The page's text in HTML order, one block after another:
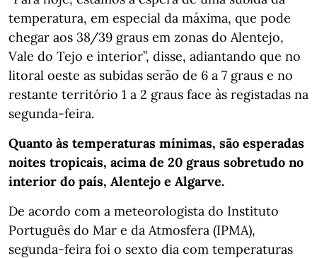
temperatura, em especial da máxima, que pode
chegar aos 38/39 graus em zonas do Alentejo,
Vale do Tejo e interior”, disse, adiantando que no
litoral oeste as subidas serão de 6 a 7 graus e no
restante território 1 a 2 graus face às registadas na
segunda-feira.
Quanto às temperaturas mínimas, são esperadas
noites tropicais, acima de 20 graus sobretudo no
interior do país, Alentejo e Algarve.
De acordo com a meteorologista do Instituto
Português do Mar e da Atmosfera (IPMA),
segunda-feira foi o sexto dia com temperaturas